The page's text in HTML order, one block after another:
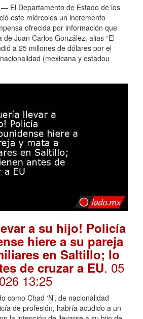
— El Departamento de Estado de los
este miércoles un incremento
ofrecida por información que
Juan Carlos González, alias “El
a 25 millones de dólares por el
(mexicana y estadou
a su hijo! Policía
hiere a su pareja
en Saltillo; lo
de cruzar a EU. 05
13:25
como Chad ‘N’, de nacionalidad
de profesión, habría acudido a un